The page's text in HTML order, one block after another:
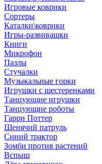
Игровые коврики
Сортеры
Каталки\коврики
Игры-развивашки
Книги
Микрофон
Пазлы
Стучалки
Музыкальные горки
Игрушки с шестеренками
Танцующие игрушки
Танцующие роботы
Гарри Поттер
Щенячий патруль
Синий трактор
Зомби против растений
Вспыш